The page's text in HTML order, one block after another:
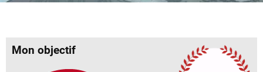
Mon objectif